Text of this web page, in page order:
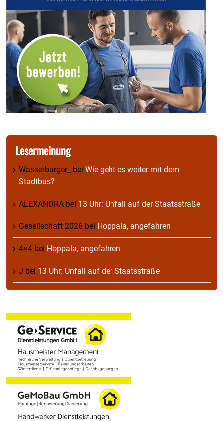
Lesermeinung
Wasserburger_ bei Wie geht es weiter mit dem
Stadtbus?
ALEXANDRA bei 13 Uhr: Unfall auf der Staatsstraße
Gesellschaft 2026 bei Hoppala, angefahren
4×4 bei Hoppala, angefahren
J bei 13 Uhr: Unfall auf der Staatsstraße